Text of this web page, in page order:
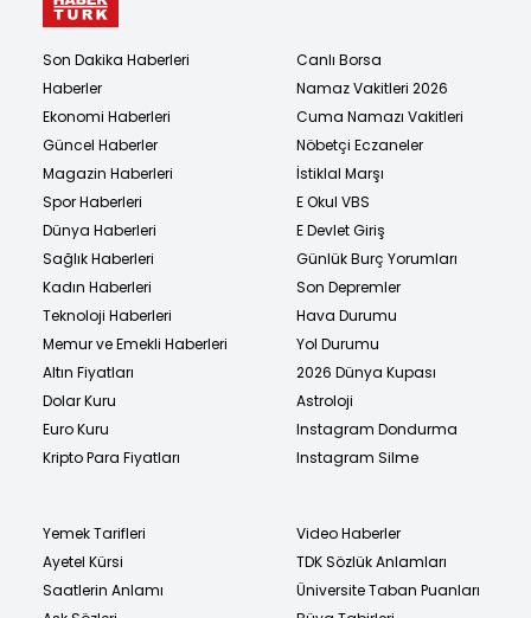
Son Dakika Haberleri
Haberler
Ekonomi Haberleri
Güncel Haberler
Magazin Haberleri
Spor Haberleri
Dünya Haberleri
Sağlık Haberleri
Kadın Haberleri
Teknoloji Haberleri
Memur ve Emekli Haberleri
Altın Fiyatları
Dolar Kuru
Euro Kuru
Kripto Para Fiyatları
Canlı Borsa
Namaz Vakitleri 2026
Cuma Namazı Vakitleri
Nöbetçi Eczaneler
İstiklal Marşı
E Okul VBS
E Devlet Giriş
Günlük Burç Yorumları
Son Depremler
Hava Durumu
Yol Durumu
2026 Dünya Kupası
Astroloji
Instagram Dondurma
Instagram Silme
Yemek Tarifleri
Ayetel Kürsi
Saatlerin Anlamı
Video Haberler
TDK Sözlük Anlamları
Üniversite Taban Puanları